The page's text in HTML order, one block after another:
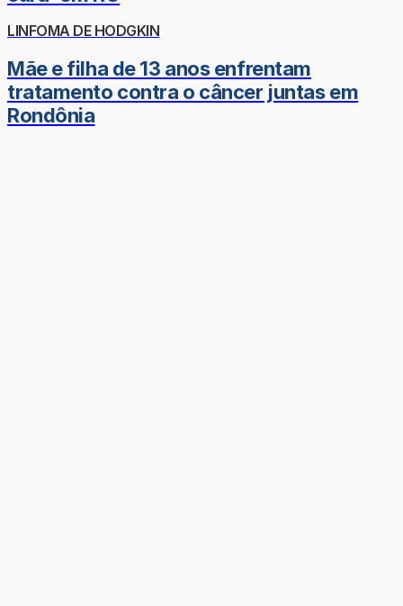
LINFOMA DE HODGKIN
Mãe e filha de 13 anos enfrentam
tratamento contra o câncer juntas em
Rondônia